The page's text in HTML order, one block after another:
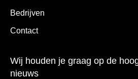
Bedrijven
Contact
Wij houden je graag op de
nieuws